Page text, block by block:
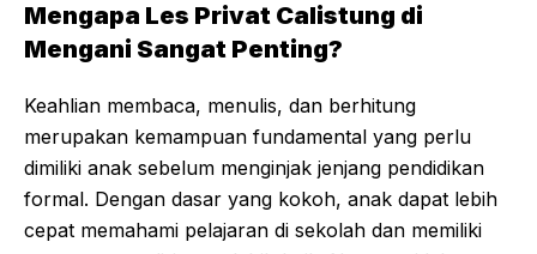
Mengapa Les Privat Calistung di
Mengani Sangat Penting?
Keahlian membaca, menulis, dan berhitung
merupakan kemampuan fundamental yang perlu
dimiliki anak sebelum menginjak jenjang pendidikan
formal. Dengan dasar yang kokoh, anak dapat lebih
cepat memahami pelajaran di sekolah dan memiliki